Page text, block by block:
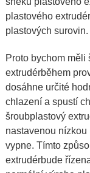
plastového
plastových surovin.
Proto bychom
extrudérběhem
dosáhne určité
chlazení a spustí
šroubplastový
nastavenou
vypne. Tímto
extrudérbude